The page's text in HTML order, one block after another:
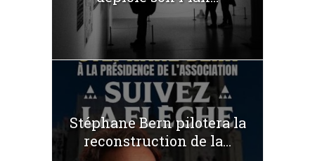
Stéphane Bern pilotera la
reconstruction de la...